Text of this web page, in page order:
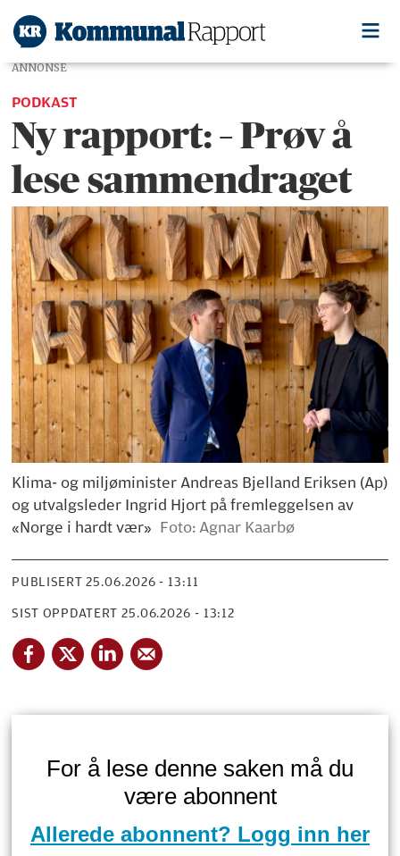
ANNONSE
PODKAST
Ny rapport: – Prøv å
lese sammendraget
Klima- og miljøminister Andreas Bjelland Eriksen (Ap)
og utvalgsleder Ingrid Hjort på fremleggelsen av
«Norge i hardt vær» Foto: Agnar Kaarbø
PUBLISERT 25.06.2026 - 13:11
SIST OPPDATERT 25.06.2026 - 13:12
For å lese denne saken må du
være abonnent
Allerede abonnent? Logg inn her